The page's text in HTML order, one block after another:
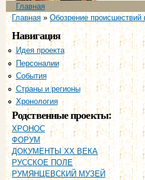
Главное меню
Главная
Вы здесь
Главная» Обозрение происшествий
Навигация
Идея проекта
Персоналии
События
Страны и регионы
Хронология
Родственные проекты:
ХРОНОС
ФОРУМ
ДОКУМЕНТЫ XX ВЕКА
РУССКОЕ ПОЛЕ
РУМЯНЦЕВСКИЙ МУЗЕЙ